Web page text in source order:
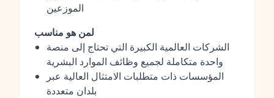
الموزعين
لمن هو مناسب
الشركات العالمية الكبيرة التي تحتاج إلى منصة
واحدة متكاملة لجميع وظائف الموارد البشرية
المؤسسات ذات متطلبات الامتثال العالية عبر
بلدان متعددة